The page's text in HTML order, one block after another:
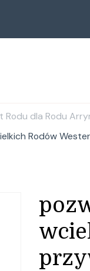
dla Rodu
Rodów